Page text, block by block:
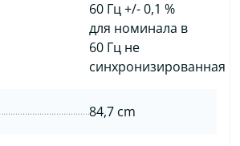
60 Гц +/- 0,1 %
для номинала в
60 Гц не
синхронизированная
84,7 cm